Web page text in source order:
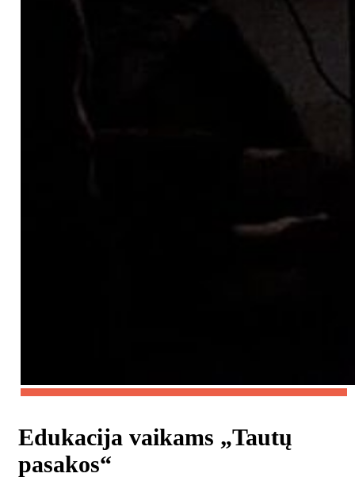
Edukacija vaikams „Tautų
pasakos“